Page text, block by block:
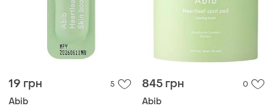
19 грн 5
Abib
845 грн 0
Abib